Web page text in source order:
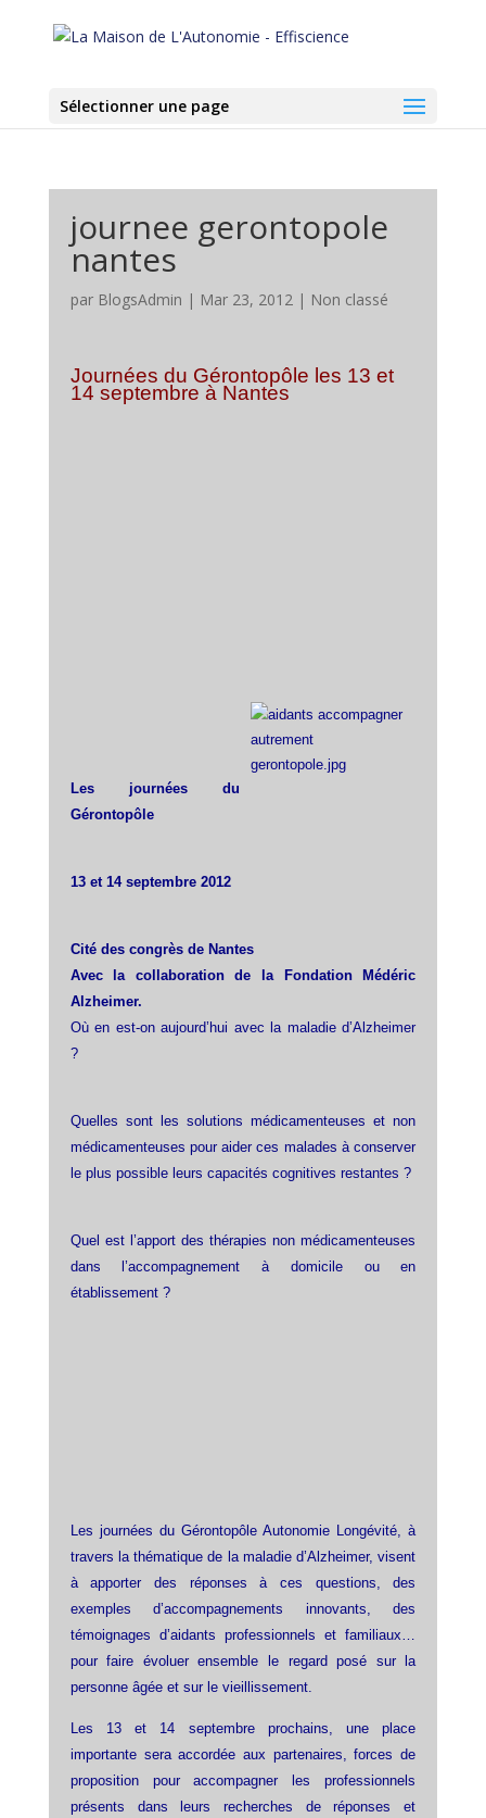
Sélectionner une page
journee gerontopole
nantes
par BlogsAdmin | Mar 23, 2012| Non classé
Journées du Gérontopôle les 13 et
14 septembre à Nantes
Les journées du
Gérontopôle
13 et 14 septembre 2012
Cité des congrès de Nantes
Avec la collaboration de la Fondation Médéric
Alzheimer.
Où en est-on aujourd’hui avec la maladie d’Alzheimer
?
Quelles sont les solutions médicamenteuses et non
médicamenteuses pour aider ces malades à conserver
le plus possible leurs capacités cognitives restantes ?
Quel est l’apport des thérapies non médicamenteuses
dans l’accompagnement à domicile ou en
établissement ?
Les journées du Gérontopôle Autonomie Longévité, à
travers la thématique de la maladie d’Alzheimer, visent
à apporter des réponses à ces questions, des
exemples d’accompagnements innovants, des
témoignages d’aidants professionnels et familiaux…
pour faire évoluer ensemble le regard posé sur la
personne âgée et sur le vieillissement.
Les 13 et 14 septembre prochains, une place
importante sera accordée aux partenaires, forces de
proposition pour accompagner les professionnels
présents dans leurs recherches de réponses et